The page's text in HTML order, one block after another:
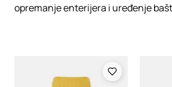
opremanje enterijera i uređenje